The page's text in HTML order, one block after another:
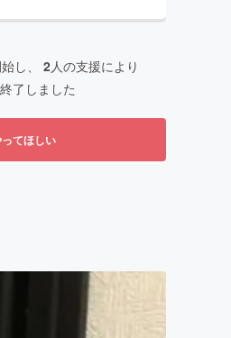
し、 2人の支援により
了しました
てほしい